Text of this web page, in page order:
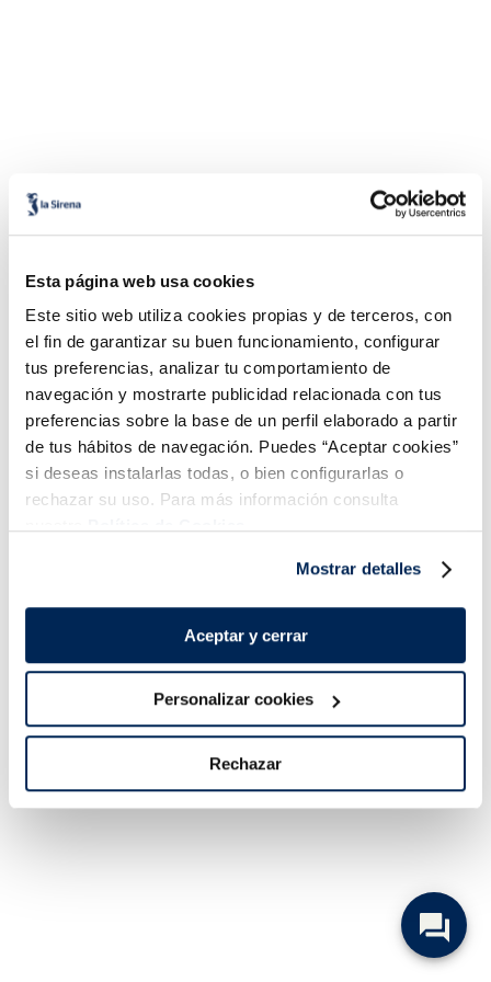
Esta página web usa cookies
Este sitio web utiliza cookies propias y de terceros, con
el fin de garantizar su buen funcionamiento, configurar
tus preferencias, analizar tu comportamiento de
navegación y mostrarte publicidad relacionada con tus
preferencias sobre la base de un perfil elaborado a partir
de tus hábitos de navegación. Puedes “Aceptar cookies”
si deseas instalarlas todas, o bien configurarlas o
rechazar su uso. Para más información consulta
Mostrar detalles
Aceptar y cerrar
Personalizar cookies
Rechazar